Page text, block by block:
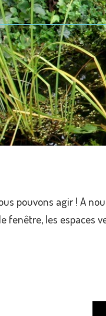
pouvons agir ! A
fenêtre, les espaces